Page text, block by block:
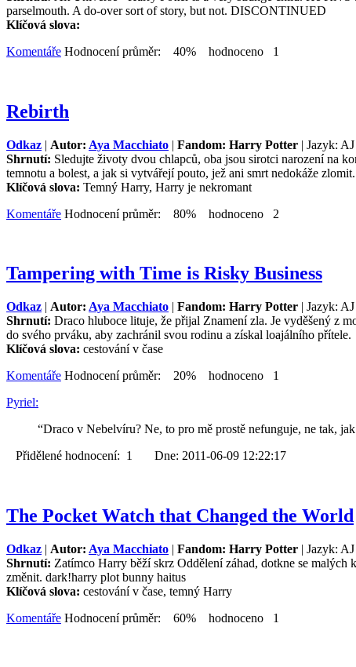
parselmouth. A do-over sort of story, but not. DISCONTINUED
Klíčová slova:
Komentáře Hodnocení průměr: 40% hodnoceno 1
Rebirth
Odkaz | Autor: Aya Macchiato | Fandom: Harry Potter | Jazyk:
Shrnutí: Sledujte životy dvou chlapců, oba jsou sirotci narození na
temnotu a bolest, a jak si vytvářejí pouto, jež ani smrt nedokáže
Klíčová slova: Temný Harry, Harry je nekromant
Komentáře Hodnocení průměr: 80% hodnoceno 2
Tampering with Time is Risky Business
Odkaz | Autor: Aya Macchiato | Fandom: Harry Potter | Jazyk:
Shrnutí: Draco hluboce lituje, že přijal Znamení zla. Je vyděšený z
do svého prváku, aby zachránil svou rodinu a získal loajálního přítele.
Klíčová slova: cestování v čase
Komentáře Hodnocení průměr: 20% hodnoceno 1
Pyriel:
“Draco v Nebelvíru? Ne, to pro mě prostě nefunguje, ne tak,
Přidělené hodnocení: 1 Dne: 2011-06-09 12:22:17
The Pocket Watch that Changed the World
Odkaz | Autor: Aya Macchiato | Fandom: Harry Potter | Jazyk:
Shrnutí: Zatímco Harry běží skrz Oddělení záhad, dotkne se
změnit. dark!harry plot bunny haitus
Klíčová slova: cestování v čase, temný Harry
Komentáře Hodnocení průměr: 60% hodnoceno 1